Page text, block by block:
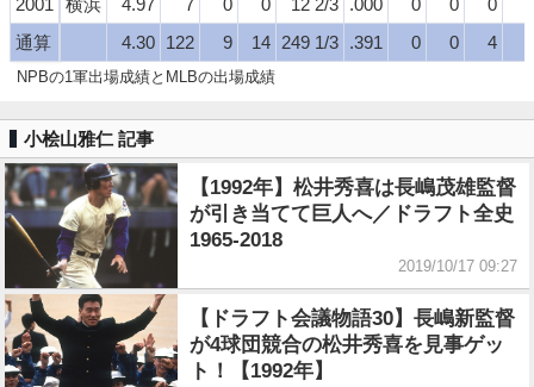
2001
通算
横浜 4.97 7 0 0 12 2/3 .000 0 0
0
4.30 122 9 14 249 1/3 .391 0 0 4
NPBの1軍出場成績とMLBの出場成績
小桧山雅仁 記事
【1992年】松井秀喜は長嶋茂雄監督
が引き当てて巨人へ／ドラフト全史
1965-2018
2019/10/17 09:27
【ドラフト会議物語30】長嶋新監督
が4球団競合の松井秀喜を見事ゲッ
ト！【1992年】